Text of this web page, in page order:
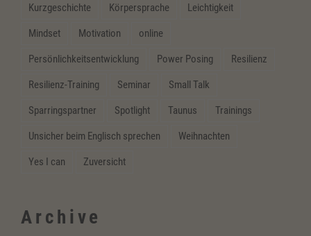
Kurzgeschichte Körpersprache Leichtigkeit
Mindset Motivation online
Persönlichkeitsentwicklung Power Posing Resilienz
Resilienz-Training Seminar Small Talk
Sparringspartner Spotlight Taunus Trainings
Unsicher beim Englisch sprechen Weihnachten
Yes I can Zuversicht
Archive